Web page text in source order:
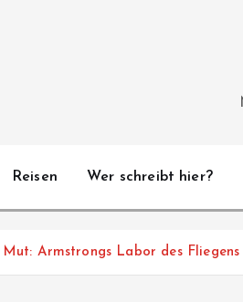
Reisen Wer schreibt hier?
Armstrongs Labor des Fliegens